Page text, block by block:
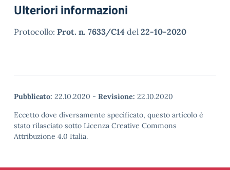
Ulteriori informazioni
Protocollo: Prot. n. 7633/C14 del 22-10-2020
Pubblicato: 22.10.2020 - Revisione: 22.10.2020
Eccetto dove diversamente specificato, questo articolo è
stato rilasciato sotto Licenza Creative Commons
Attribuzione 4.0 Italia.